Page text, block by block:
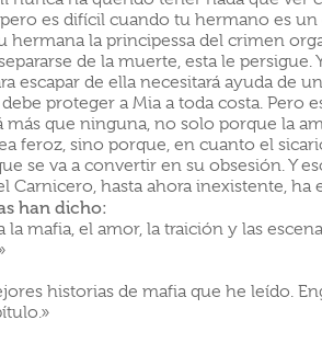
es difícil cuando tu hermano es un
hermana la principessa del crimen
de la muerte, esta le persigue.
escapar de ella necesitará ayuda de
proteger a Mia a toda costa. Pero
más que ninguna, no solo porque la
feroz, sino porque, en cuanto el
se va a convertir en su obsesión. Y
Carnicero, hasta ahora inexistente, ha
han dicho:
la mafia, el amor, la traición y las
historias de mafia que he leído.